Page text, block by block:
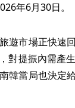
年6月30日。
遊市場正快速
對提振內需產
韓當局也決定